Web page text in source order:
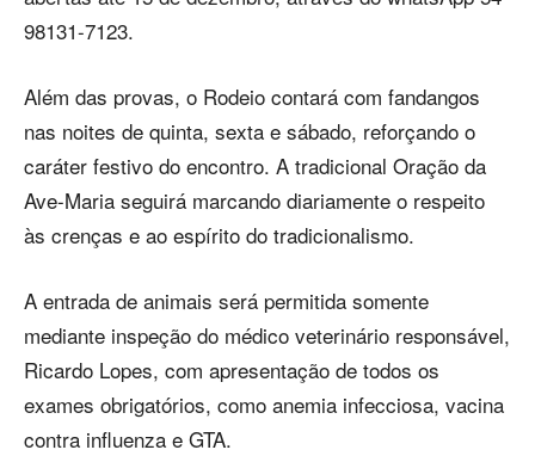
98131-7123.
Além das provas, o Rodeio contará com fandangos
nas noites de quinta, sexta e sábado, reforçando o
caráter festivo do encontro. A tradicional Oração da
Ave-Maria seguirá marcando diariamente o respeito
às crenças e ao espírito do tradicionalismo.
A entrada de animais será permitida somente
mediante inspeção do médico veterinário responsável,
Ricardo Lopes, com apresentação de todos os
exames obrigatórios, como anemia infecciosa, vacina
contra influenza e GTA.